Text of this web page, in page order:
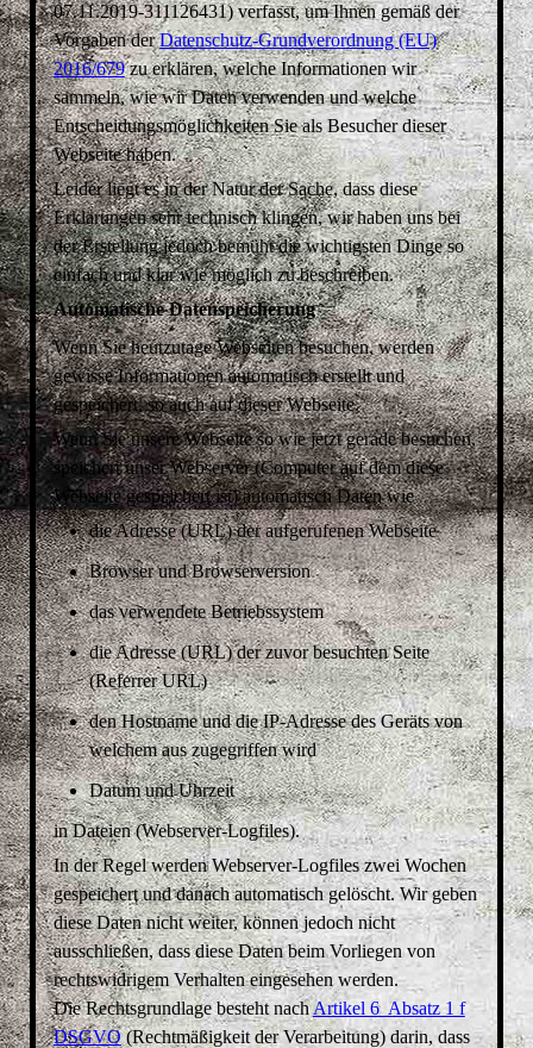
07.11.2019-311126431) verfasst, um Ihnen gemäß der
Vorgaben derDatenschutz-Grundverordnung (EU)
2016/679zu erklären, welche Informationen wir
sammeln, wie wir Daten verwenden und welche
Entscheidungsmöglichkeiten Sie als Besucher dieser
Webseite haben.
Leider liegt es in der Natur der Sache, dass diese
Erklärungen sehr technisch klingen, wir haben uns bei
der Erstellung jedoch bemüht die wichtigsten Dinge so
einfach und klar wie möglich zu beschreiben.
Automatische Datenspeicherung
Wenn Sie heutzutage Webseiten besuchen, werden
gewisse Informationen automatisch erstellt und
gespeichert, so auch auf dieser Webseite.
Wenn Sie unsere Webseite so wie jetzt gerade besuchen,
speichert unser Webserver (Computer auf dem diese
Webseite gespeichert ist) automatisch Daten wie
die Adresse (URL) der aufgerufenen Webseite
Browser und Browserversion
das verwendete Betriebssystem
die Adresse (URL) der zuvor besuchten Seite
(Referrer URL)
den Hostname und die IP-Adresse des Geräts von
welchem aus zugegriffen wird
Datum und Uhrzeit
in Dateien (Webserver-Logfiles).
In der Regel werden Webserver-Logfiles zwei Wochen
gespeichert und danach automatisch gelöscht. Wir geben
diese Daten nicht weiter, können jedoch nicht
ausschließen, dass diese Daten beim Vorliegen von
rechtswidrigem Verhalten eingesehen werden.
Die Rechtsgrundlage besteht nachArtikel 6 Absatz 1 f
DSGVO(Rechtmäßigkeit der Verarbeitung) darin, dass